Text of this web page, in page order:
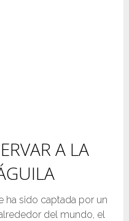
A LA
ha sido captada por un
del mundo, el